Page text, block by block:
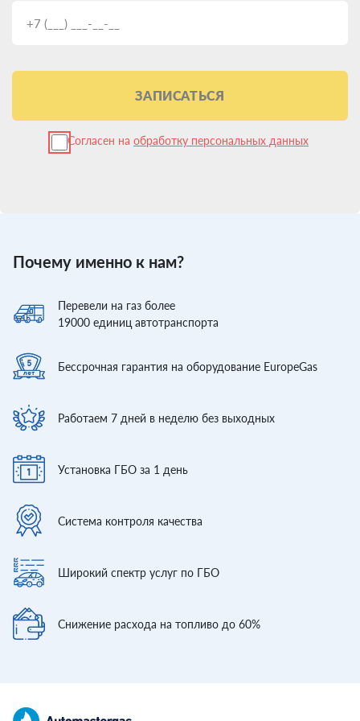
ЗАПИСАТЬСЯ
Согласен на обработку персональных данных
Почему именно к нам?
Перевели на газ более
19000 единиц автотранспорта
Бессрочная гарантия на оборудование EuropeGas
Работаем 7 дней в неделю без выходных
Установка ГБО за 1 день
Система контроля качества
Широкий спектр услуг по ГБО
Снижение расхода на топливо до 60%